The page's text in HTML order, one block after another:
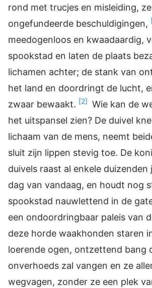
rond met trucjes en misleiding,
ongefundeerde beschuldigingen,
meedogenloos en kwaadaardig,
spookstad en laten de plaats
lichamen achter; de stank van
het land en doordringt de lucht,
zwaar bewaakt. [2] Wie kan de
het uitspansel zien? De duivel
lichaam van de mens, neemt
sluit zijn lippen stevig toe. De
duivels raast al enkele
dag van vandaag, en houdt nog
spookstad nauwlettend in de
een ondoordringbaar paleis van
deze horde waakhonden staren
loerende ogen, ontzettend bang
onverhoeds zal vangen en ze
wegvagen, zonder ze een plek